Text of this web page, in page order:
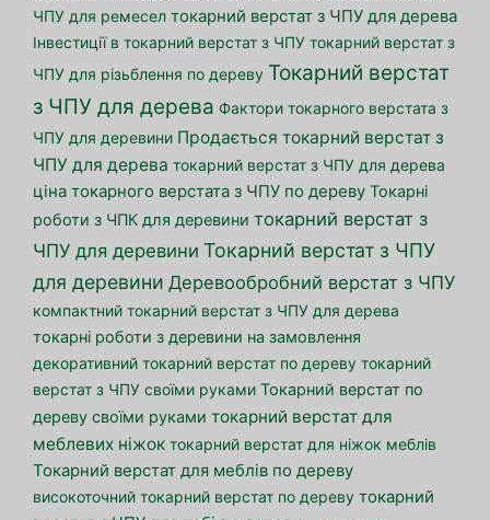
ЧПУ для ремесел токарний верстат з ЧПУ для дерева
Інвестиції в токарний верстат з ЧПУ токарний верстат з
ЧПУ для різьблення по дереву Токарний верстат
з ЧПУ для дерева Фактори токарного верстата з
ЧПУ для деревини Продається токарний верстат з
ЧПУ для дерева токарний верстат з ЧПУ для дерева
ціна токарного верстата з ЧПУ по дереву Токарні
роботи з ЧПК для деревини токарний верстат з
ЧПУ для деревини Токарний верстат з ЧПУ
для деревини Деревообробний верстат з ЧПУ
компактний токарний верстат з ЧПУ для дерева
токарні роботи з деревини на замовлення
декоративний токарний верстат по дереву токарний
верстат з ЧПУ своїми руками Токарний верстат по
дереву своїми руками токарний верстат для
меблевих ніжок токарний верстат для ніжок меблів
Токарний верстат для меблів по дереву
високоточний токарний верстат по дереву токарний